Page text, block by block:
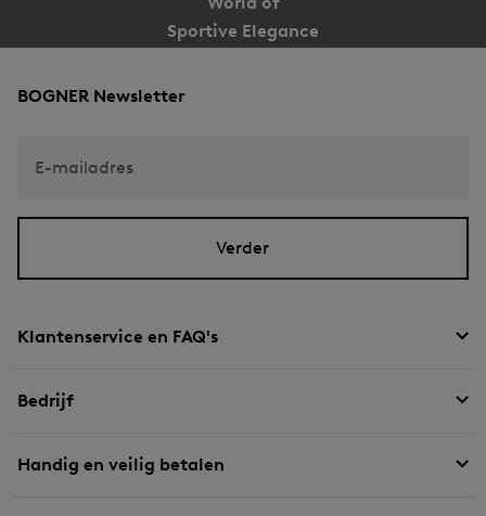
Sportive Elegance
Klantenservice en FAQ's
Bedrijf
Handig en veilig betalen
BOGNER Newsletter
E-mailadres
Verder